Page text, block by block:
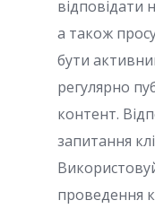
відповідати
а також
бути
регулярно
контент.
запитання
проведення